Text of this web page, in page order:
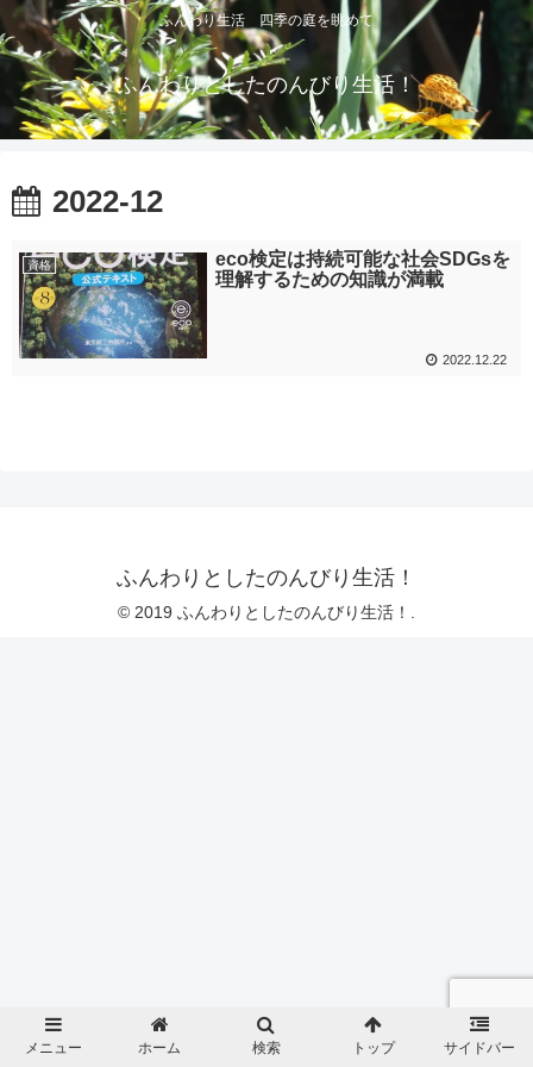
ふんわり生活 四季の庭を眺めて
ふんわりとしたのんびり生活！
2022-12
資格
eco検定は持続可能な社会SDGsを
理解するための知識が満載
2022.12.22
ふんわりとしたのんびり生活！
© 2019 ふんわりとしたのんびり生活！.
メニュー ホーム 検索 トップ サイドバー